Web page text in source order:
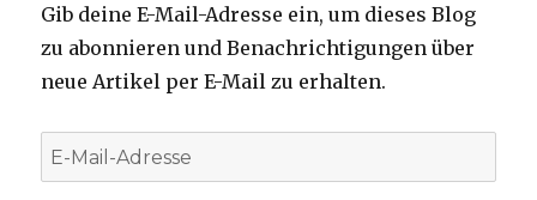
Gib deine E-Mail-Adresse ein, um dieses Blog
zu abonnieren und Benachrichtigungen über
neue Artikel per E-Mail zu erhalten.
E-
Mail-